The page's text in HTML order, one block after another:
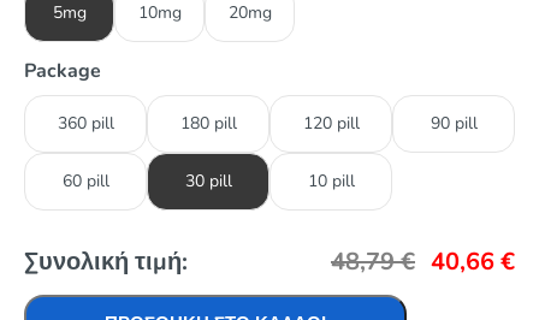
5mg 10mg 20mg
Package
360 pill 180 pill 120 pill 90 pill
60 pill 30 pill 10 pill
Συνολική τιμή: 48,79€ 40,66€